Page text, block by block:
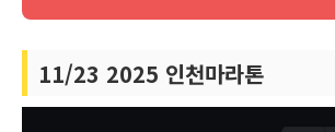
11/23 2025 인천마라톤